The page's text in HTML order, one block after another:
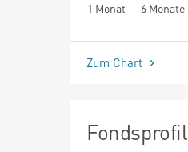
1 Monat 6 Monate
seit Beginn
Zum Chart
Fondsprofil